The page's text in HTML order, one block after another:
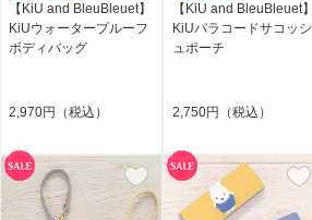
【KiU and BleuBleuet】
KiUウォータープルーフ
ボディバッグ
2,970円（税込）
【KiU and BleuBleuet】
KiUパラコードサコッシ
ュポーチ
2,750円（税込）